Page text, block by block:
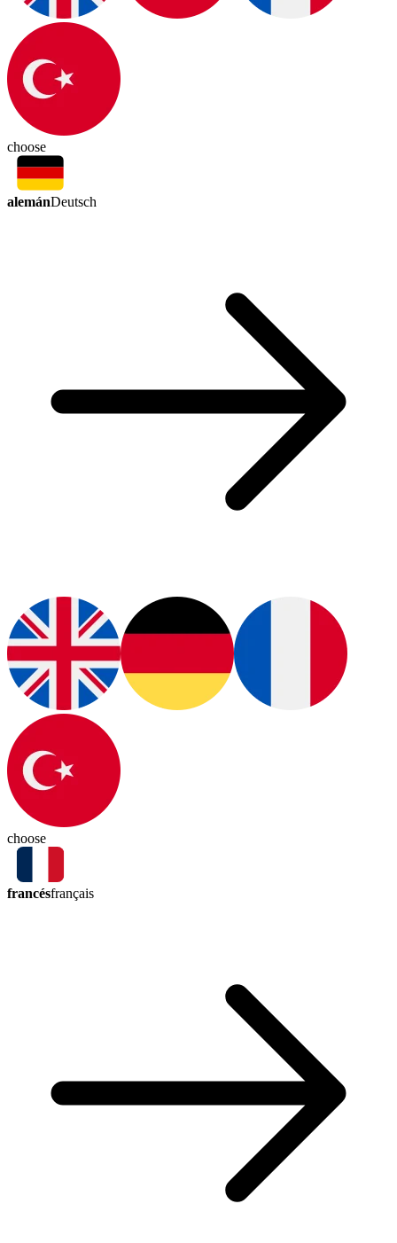
choose
alemánDeutsch
choose
francésfrançais